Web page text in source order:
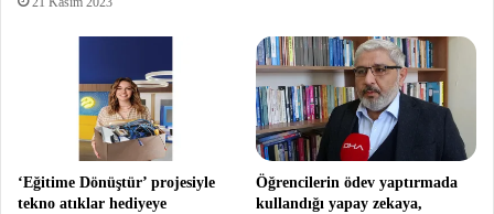
‘Eğitime Dönüştür’ projesiyle
tekno atıklar hediyeye
Öğrencilerin ödev yaptırmada
kullandığı yapay zekaya,